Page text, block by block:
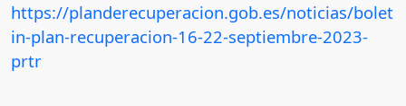
https://planderecuperacion.gob.es/noticias/bolet
in-plan-recuperacion-16-22-septiembre-2023-
prtr